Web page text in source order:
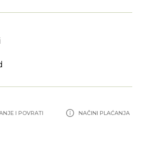
I POVRATI NAČINI PLAĆANJA